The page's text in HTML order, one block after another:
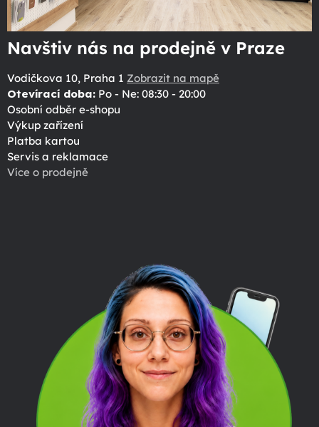
Navštiv nás na prodejně v Praze
Vodičkova 10, Praha 1 Zobrazit na mapě
Otevírací doba: Po - Ne: 08:30 - 20:00
Osobní odběr e-shopu
Výkup zařízení
Platba kartou
Servis a reklamace
Více o prodejně